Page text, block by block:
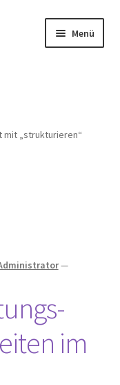
Menü
öffnen
„strukturieren“
—
im